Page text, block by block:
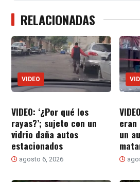
RELACIONADAS
VIDEO
VIDEO: ‘¿Por qué los
rayas?’; sujeto con un
vidrio daña autos
estacionados
agosto 6, 2026
eran
un